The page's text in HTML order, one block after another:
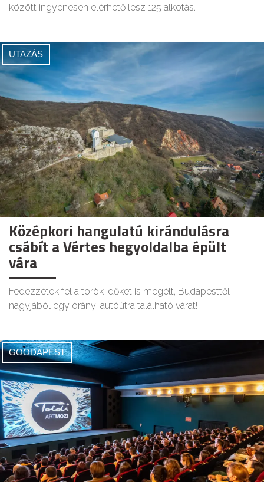
között ingyenesen elérhető lesz 125 alkotás.
UTAZÁS
Középkori hangulatú kirándulásra
csábít a Vértes hegyoldalba épült
vára
Fedezzétek fel a török időket is megélt, Budapesttől
nagyjából egy órányi autóútra található várat!
GOODAPEST